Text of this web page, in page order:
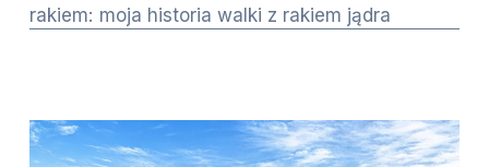
rakiem: moja historia walki z rakiem jądra